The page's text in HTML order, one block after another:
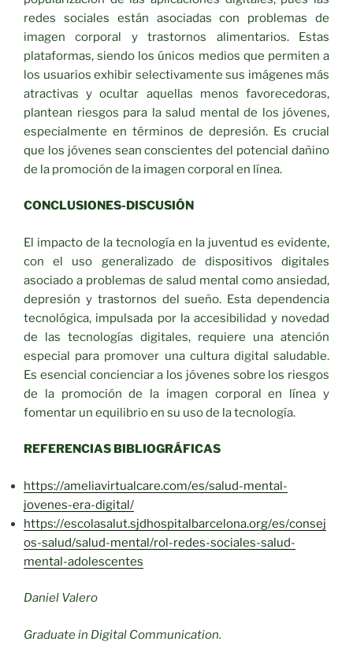
redes sociales están asociadas con problemas de
imagen corporal y trastornos alimentarios. Estas
plataformas, siendo los únicos medios que permiten a
los usuarios exhibir selectivamente sus imágenes más
atractivas y ocultar aquellas menos favorecedoras,
plantean riesgos para la salud mental de los jóvenes,
especialmente en términos de depresión. Es crucial
que los jóvenes sean conscientes del potencial dañino
de la promoción de la imagen corporal en línea.
CONCLUSIONES-DISCUSIÓN
El impacto de la tecnología en la juventud es evidente,
con el uso generalizado de dispositivos digitales
asociado a problemas de salud mental como ansiedad,
depresión y trastornos del sueño. Esta dependencia
tecnológica, impulsada por la accesibilidad y novedad
de las tecnologías digitales, requiere una atención
especial para promover una cultura digital saludable.
Es esencial concienciar a los jóvenes sobre los riesgos
de la promoción de la imagen corporal en línea y
fomentar un equilibrio en su uso de la tecnología.
REFERENCIAS BIBLIOGRÁFICAS
https://ameliavirtualcare.com/es/salud-mental-
jovenes-era-digital/
https://escolasalut.sjdhospitalbarcelona.org/es/consej
os-salud/salud-mental/rol-redes-sociales-salud-
mental-adolescentes
Daniel Valero
Graduate in Digital Communication.